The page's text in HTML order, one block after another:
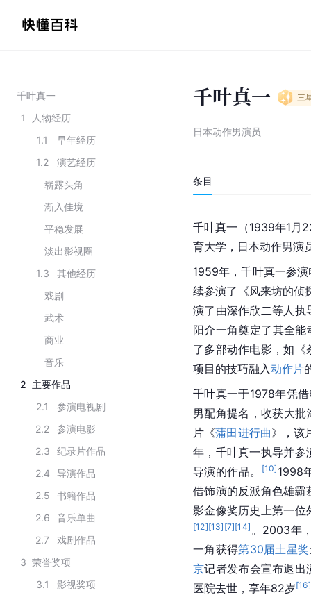
千叶真一
1
人物经历
1.1
早年经历
1.2
演艺经历
崭露头角
渐入佳境
平稳发展
淡出影视圈
1.3
其他经历
戏剧
武术
商业
音乐
2 主要作品
2.1
参演电视剧
2.2
参演电影
2.3
纪录片作品
2.4
导演作品
2.5
书籍作品
2.6
音乐单曲
2.7
戏剧作品
3 荣誉奖项
3.1
影视奖项
千叶真一 三
日本动作男演员
条目
千叶真一（1939年1月
育大学，日本动作男演
1959年，千叶真一参
续参演了《风来坊的侦
演了由深作欣二等人执
阳介一角奠定了其全
了多部动作电影，如
项目的技巧融入动作片
千叶真一于1978年凭
男配角提名，收获大批
片《蒲田进行曲》，该
年，千叶真一执导并参
导演的作品。
[10] 1998
借饰演的反派角色雄霸
影金像奖历史上第一位
[12][13] [7][14] 。2003年
一角获得第30届土星奖
京记者发布会宣布退
医院去世，享年82岁[16]